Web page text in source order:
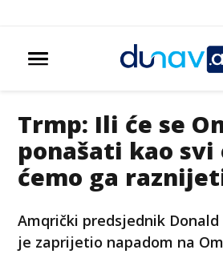
Trmp: Ili će se
ponašati kao
ćemo ga
Amqrički predsjednik
je zaprijetio napadom na